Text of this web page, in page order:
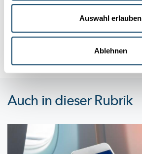
Auswahl erlauben
Ablehnen
Wéi geféierlech sinn Zecken?
Auch in dieser Rubrik